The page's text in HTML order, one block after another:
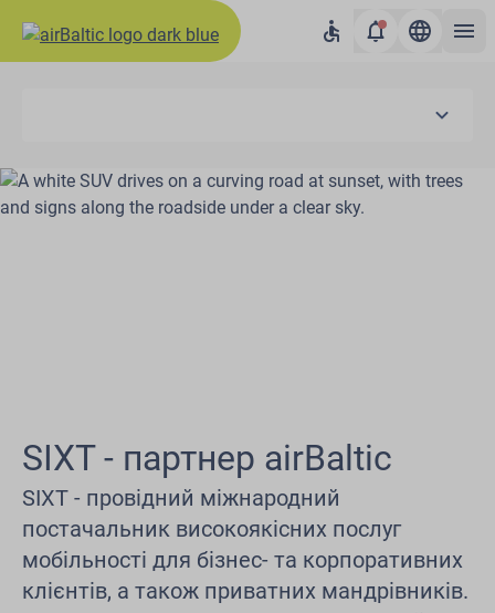
SIXT - партнер airBaltic
SIXT - провідний міжнародний
постачальник високоякісних послуг
мобільності для бізнес- та корпоративних
клієнтів, а також приватних мандрівників.